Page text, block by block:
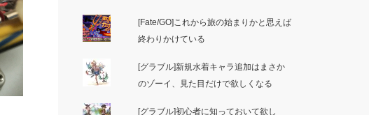
[Fate/GO]これから旅の始まりかと思えば
終わりかけている
[グラブル]新規水着キャラ追加はまさか
のゾーイ、見た目だけで欲しくなる
[グラブル]初心者に知っておいて欲し